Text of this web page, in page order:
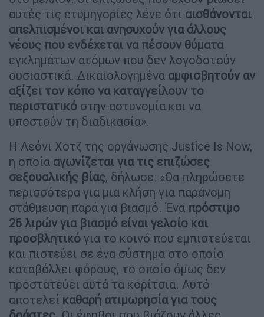
αυτές τις ετυμηγορίες λένε ότι αισθάνονται
απελπισμένοι και ανησυχούν για άλλους
νέους που ενδέχεται να πέσουν θύματα
εγκλημάτων ατόμων που δεν λογοδοτούν
ουσιαστικά. Δικαιολογημένα αμφισβητούν αν
αξίζει τον κόπο να καταγγείλουν το
περιστατικό στην αστυνομία και να
υποστούν τη διαδικασία».
Η Λεόνι Χοτζ της οργάνωσης Justice Is Now,
η οποία αγωνίζεται για τις επιζώσες
σεξουαλικής βίας, δήλωσε: «Θα πληρώσετε
περισσότερα για μια κλήση για παράνομη
στάθμευση παρά για βιασμό. Ένα πρόστιμο
26 λιρών για βιασμό είναι γελοίο και
προσβλητικό για το κοινό που εμπιστεύεται
και πιστεύει σε ένα σύστημα στο οποίο
καταβάλλει φόρους, το οποίο όμως δεν
προστατεύει αυτά τα κορίτσια. Αυτό
αποτελεί καθαρή ατιμωρησία για τους